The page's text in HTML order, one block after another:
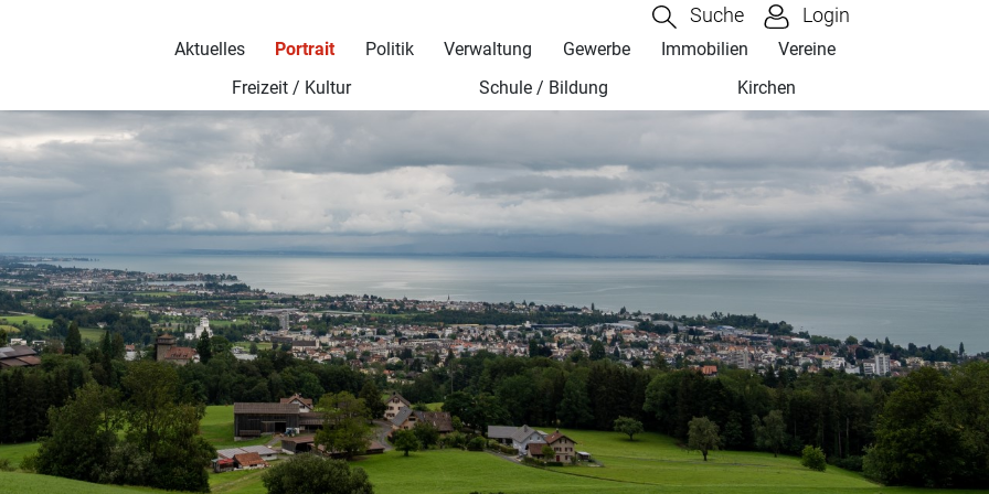
Suche Login
Aktuelles Portrait Politik Verwaltung Gewerbe Immobilien
Vereine
Freizeit / Kultur
Schule / Bildung Kirchen